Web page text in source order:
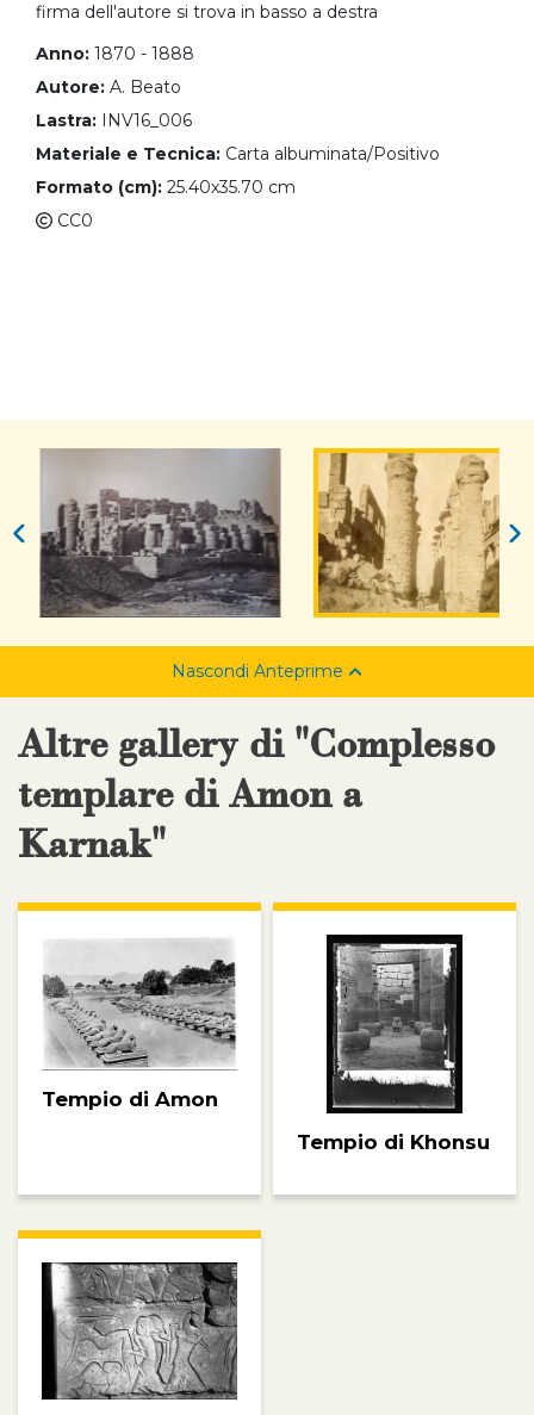
firma dell'autore si trova in basso a destra
Anno: 1870 - 1888
Autore: A. Beato
Lastra:
INV16_006
Materiale e Tecnica: Carta albuminata/Positivo
Formato (cm): 25.40x35.70 cm
CC0
Nascondi Anteprime
Altre gallery di "Complesso
templare di Amon a
Karnak"
Tempio di Amon
Tempio di Khonsu